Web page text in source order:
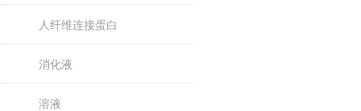
人纤维连接蛋白
消化液
溶液